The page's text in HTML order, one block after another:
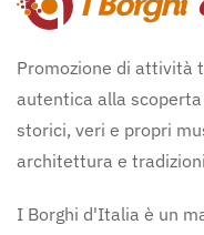
Promozione di attività
autentica alla
storici, veri e propri
architettura e
I Borghi d'Italia è un